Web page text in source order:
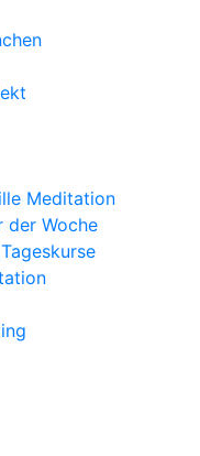
Meditation
der Woche